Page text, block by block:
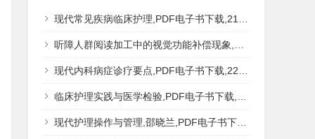
现代常见疾病临床护理,PDF电子书下载,217MB,网盘资源
听障人群阅读加工中的视觉功能补偿现象,秦钊,PDF电子书下载,网盘资源
现代内科病症诊疗要点,PDF电子书下载,223MB,网盘资源
临床护理实践与医学检验,PDF电子书下载,193MB,网盘资源
现代护理操作与管理,邵晓兰,PDF电子书下载,242MB,网盘资源